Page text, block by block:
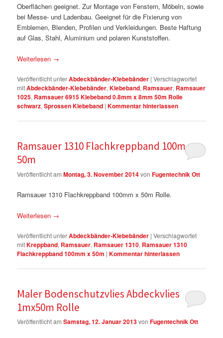
Oberflächen geeignet. Zur Montage von Fenstern, Möbeln, sowie
bei Messe- und Ladenbau. Geeignet für die Fixierung von
Emblemen, Blenden, Profilen und Verkleidungen. Beste Haftung
auf Glas, Stahl, Aluminium und polaren Kunststoffen.
Weiterlesen →
Veröffentlicht unterAbdeckbänder-Klebebänder |Verschlagwortet
mitAbdeckbänder-Klebebänder,Klebeband, Ramsauer, Ramsauer
1025, Ramsauer 6915 Klebeband 0.8mm x 8mm 50m Rolle
schwarz,Sprossen Klebeband |Kommentar hinterlassen
Ramsauer 1310 Flachkreppband 100mm x
50m
Veröffentlicht amMontag, 3. November 2014vonFugentechnik Ott
Ramsauer 1310 Flachkreppband 100mm x 50m Rolle.
Weiterlesen →
Veröffentlicht unterAbdeckbänder-Klebebänder |Verschlagwortet
mitKreppband, Ramsauer, Ramsauer 1310, Ramsauer 1310
Flachkreppband 100mm x 50m |Kommentar hinterlassen
Maler Bodenschutzvlies Abdeckvlies
1mx50m Rolle
Veröffentlicht amSamstag, 12. Januar 2013vonFugentechnik Ott